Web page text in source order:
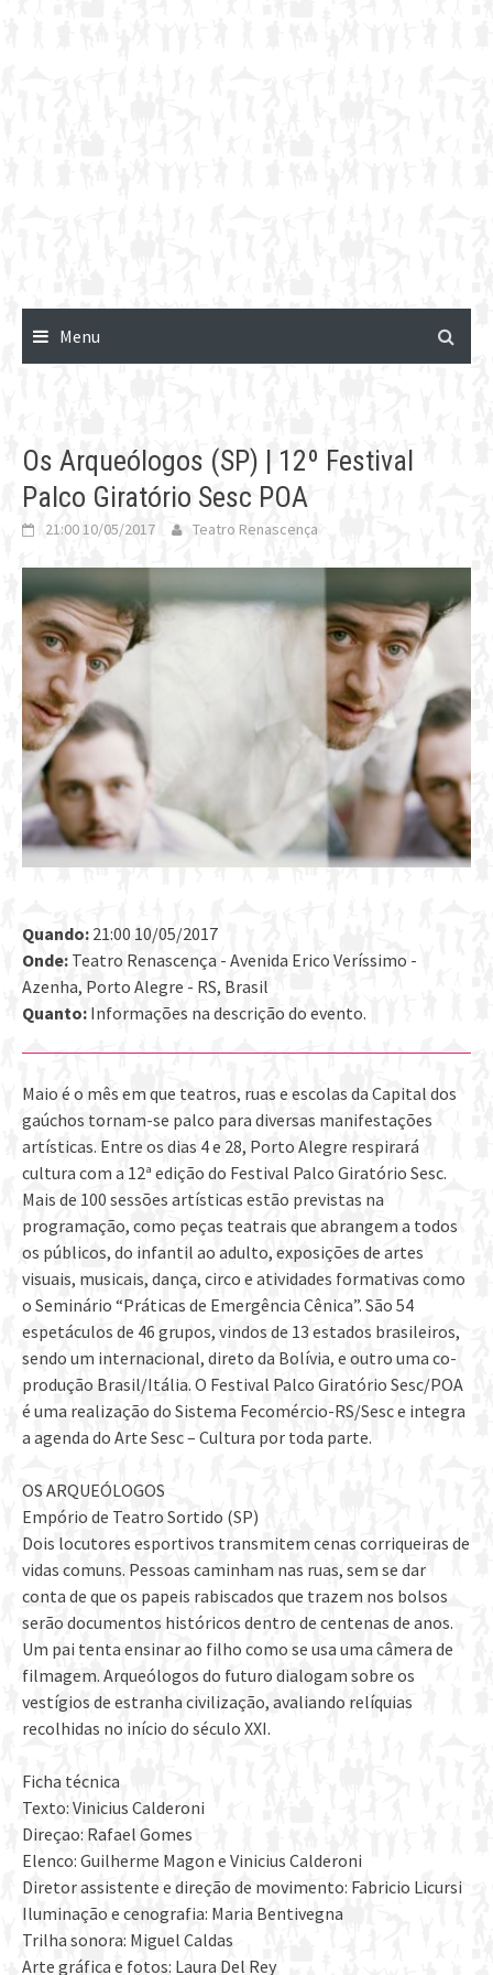
Menu
Os Arqueólogos (SP) | 12º Festival
Palco Giratório Sesc POA
21:00 10/05/2017 Teatro Renascença
Quando: 21:00 10/05/2017
Onde: Teatro Renascença - Avenida Erico Veríssimo -
Azenha, Porto Alegre - RS, Brasil
Quanto: Informações na descrição do evento.
Maio é o mês em que teatros, ruas e escolas da Capital dos
gaúchos tornam-se palco para diversas manifestações
artísticas. Entre os dias 4 e 28, Porto Alegre respirará
cultura com a 12ª edição do Festival Palco Giratório Sesc.
Mais de 100 sessões artísticas estão previstas na
programação, como peças teatrais que abrangem a todos
os públicos, do infantil ao adulto, exposições de artes
visuais, musicais, dança, circo e atividades formativas como
o Seminário “Práticas de Emergência Cênica”. São 54
espetáculos de 46 grupos, vindos de 13 estados brasileiros,
sendo um internacional, direto da Bolívia, e outro uma co-
produção Brasil/Itália. O Festival Palco Giratório Sesc/POA
é uma realização do Sistema Fecomércio-RS/Sesc e integra
a agenda do Arte Sesc – Cultura por toda parte.
OS ARQUEÓLOGOS
Empório de Teatro Sortido (SP)
Dois locutores esportivos transmitem cenas corriqueiras de
vidas comuns. Pessoas caminham nas ruas, sem se dar
conta de que os papeis rabiscados que trazem nos bolsos
serão documentos históricos dentro de centenas de anos.
Um pai tenta ensinar ao filho como se usa uma câmera de
filmagem. Arqueólogos do futuro dialogam sobre os
vestígios de estranha civilização, avaliando relíquias
recolhidas no início do século XXI.
Ficha técnica
Texto: Vinicius Calderoni
Direçao: Rafael Gomes
Elenco: Guilherme Magon e Vinicius Calderoni
Diretor assistente e direção de movimento: Fabricio Licursi
Iluminação e cenografia: Maria Bentivegna
Trilha sonora: Miguel Caldas
Arte gráfica e fotos: Laura Del Rey